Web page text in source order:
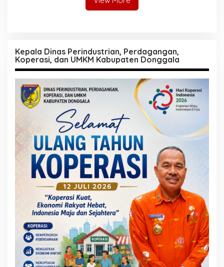
Kepala Dinas Perindustrian, Perdagangan,
Koperasi, dan UMKM Kabupaten Donggala